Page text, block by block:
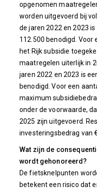
opgenomen
worden uitgevoerd bij
de jaren 2022 en 2023
112.500 benodigd.
het Rijk subsidie
maatregelen uiterlijk in
jaren 2022 en 2023 is
benodigd. Voor een
maximum
onder de voorwaarde,
2025 zijn uitgevoerd.
investeringsbedrag van
Wat zijn de
wordt gehonoreerd?
De fietsknelpunten
betekent een risico dat